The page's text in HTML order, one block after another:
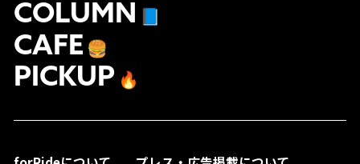
COLUMN
CAFE 🍔
PICKUP 🔥